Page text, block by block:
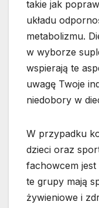
takie jak
układu
metabolizmu.
w wyborze
wspierają te
uwagę Twoje
niedobory w
W przypadku
dzieci oraz
fachowcem
te grupy mają
żywieniowe i